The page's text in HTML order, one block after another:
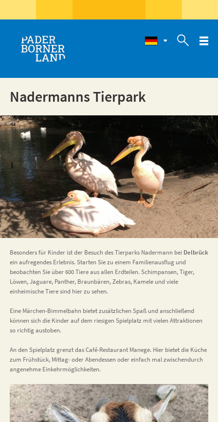

Nadermanns Tierpark
Besonders für Kinder ist der Besuch des Tierparks Nadermann bei Delbrück
ein aufregendes Erlebnis. Starten Sie zu einem Familienausflug und
beobachten Sie über 600 Tiere aus allen Erdteilen. Schimpansen, Tiger,
Löwen, Jaguare, Panther, Braunbären, Zebras, Kamele und viele
einheimische Tiere sind hier zu sehen.
Eine Märchen-Bimmelbahn bietet zusätzlichen Spaß und anschließend
können sich die Kinder auf dem riesigen Spielplatz mit vielen Attraktionen
so richtig austoben.
An den Spielplatz grenzt das Café-Restaurant Manege. Hier bietet die Küche
zum Frühstück, Mittag- oder Abendessen oder einfach mal zwischendurch
angenehme Einkehrmöglichkeiten.